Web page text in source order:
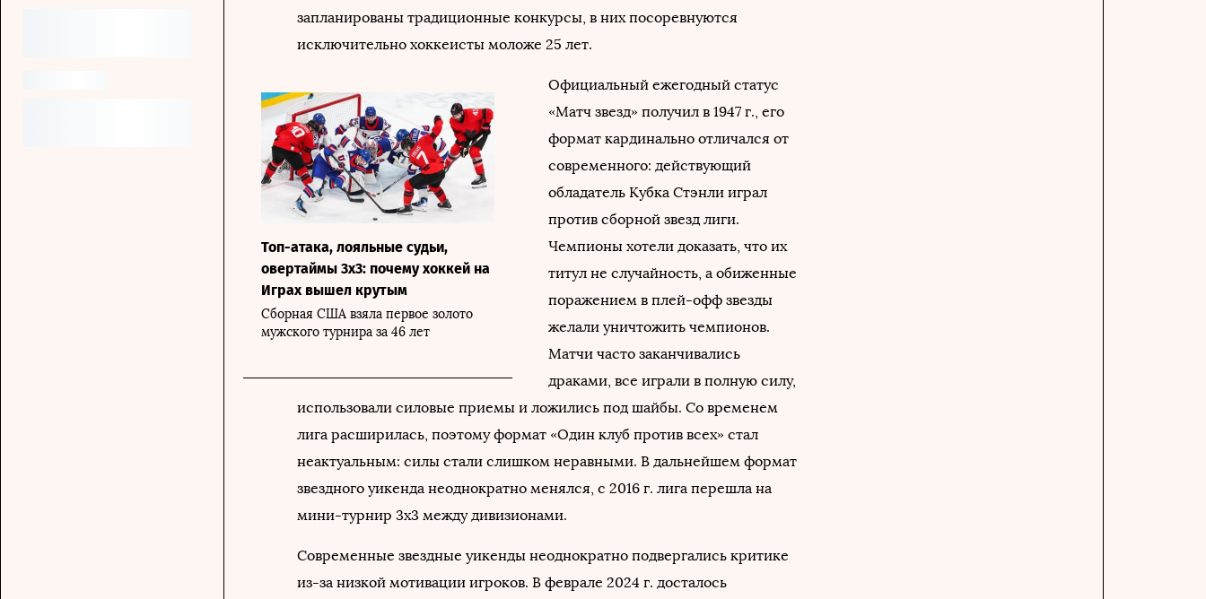
запланированы традиционные конкурсы, в них посоревнуются
исключительно хоккеисты моложе 25 лет.
Топ-атака, лояльные судьи,
овертаймы 3x3: почему хоккей на
Играх вышел крутым
Сборная США взяла первое золото
мужского турнира за 46 лет
Официальный ежегодный статус
«Матч звезд» получил в 1947 г., его
формат кардинально отличался от
современного: действующий
обладатель Кубка Стэнли играл
против сборной звезд лиги.
Чемпионы хотели доказать, что их
титул не случайность, а обиженные
поражением в плей-офф звезды
желали уничтожить чемпионов.
Матчи часто заканчивались
драками, все играли в полную силу,
использовали силовые приемы и ложились под шайбы. Со временем
лига расширилась, поэтому формат «Один клуб против всех» стал
неактуальным: силы стали слишком неравными. В дальнейшем формат
звездного уикенда неоднократно менялся, с 2016 г. лига перешла на
мини-турнир 3x3 между дивизионами.
Современные звездные уикенды неоднократно подвергались критике
из-за низкой мотивации игроков. В феврале 2024 г. досталось